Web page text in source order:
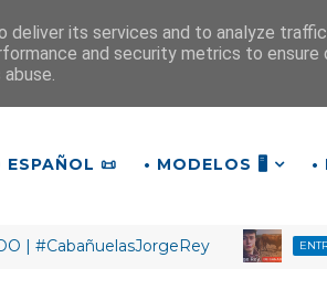
ESPAÑOL 📜 • MODELOS 🖥️ •
ENTREVISTAS
its services and to analyze
and security metrics to